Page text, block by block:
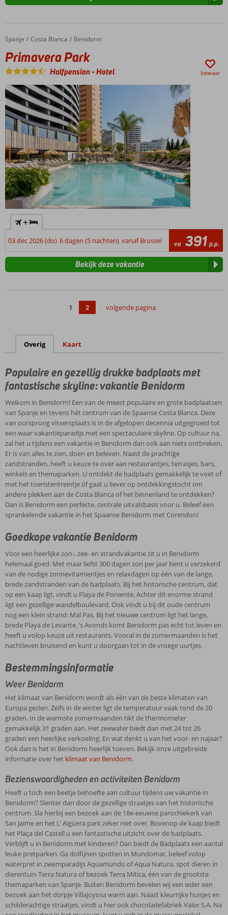
Home
Spanje Costa Blanca Benidorm
Primavera Park
Primavera Park
Halfpension-Hotel bewaar
+
03 dec 2026 (do) 6 dagen (5 nachten) vanaf Brussel va 391 p.p.
Bekijk deze vakantie
1 2 volgende pagina
Overig Kaart
Populaire en gezellig drukke badplaats met
fantastische skyline: vakantie Benidorm
Welkom in Benidorm! Een van de meest populaire en grote badplaatsen
van Spanje en tevens hét centrum van de Spaanse Costa Blanca. Deze
van oorsprong vissersplaats is in de afgelopen decennia uitgegroeid tot
een waar vakantieparadijs met een spectaculaire skyline. Op cultuur na,
zal het u tijdens een vakantie in Benidorm dan ook aan niets ontbreken.
Er is van alles te zien, doen en beleven. Naast de prachtige
zandstranden, heeft u keuze te over aan restaurantjes, terrasjes, bars,
winkels en themaparken. U ontdekt de badplaats gemakkelijk te voet of
met het toeristentreintje óf gaat u liever op ontdekkingstocht om
andere plekken aan de Costa Blanca of het binnenland te ontdekken?
Dan is Benidorm een perfecte, centrale uitvalsbasis voor u. Beleef een
sprankelende vakantie in het Spaanse Benidorm met Corendon!
Goedkope vakantie Benidorm
Voor een heerlijke zon-, zee- en strandvakantie zit u in Benidorm
helemaal goed. Met maar liefst 300 dagen zon per jaar bent u verzekerd
van de nodige zonnevitamientjes en relaxdagen op één van de lange,
brede zandstranden van de badplaats. Bij het historische centrum, dat
op een kaap ligt, vindt u Playa de Poniente. Achter dit enorme strand
ligt een gezellige wandelboulevard. Ook vindt u bij dit oude centrum
nog een klein strand: Mal Pas. Bij het nieuwe centrum ligt het lange,
brede Playa de Levante. ’s Avonds komt Benidorm pas echt tot leven en
heeft u volop keuze uit restaurants. Vooral in de zomermaanden is het
nachtleven bruisend en kunt u doorgaan tot in de vroege uurtjes.
Bestemmingsinformatie
Weer Benidorm
Het klimaat van Benidorm wordt als één van de beste klimaten van
Europa gezien. Zelfs in de winter ligt de temperatuur vaak rond de 20
graden. In de warmste zomermaanden tikt de thermometer
gemakkelijk 31 graden aan. Het zeewater biedt dan met 24 tot 26
graden een heerlijke verkoeling. En wat denkt u van het voor- en najaar?
Ook dan is het in Benidorm heerlijk toeven. Bekijk onze uitgebreide
informatie over het klimaat van Benidorm.
Bezienswaardigheden en activiteiten Benidorm
Heeft u toch een beetje behoefte aan cultuur tijdens uw vakantie in
Benidorm? Slenter dan door de gezellige straatjes van het historische
centrum. Sla hierbij een bezoek aan de 18e-eeuwse parochiekerk van
San Jaime en het L’ Aigüera park zeker niet over. Bovenop de kaap biedt
het Plaça del Castell u een fantastische uitzicht over de badplaats.
Verblijft u in Benidorm met kinderen? Dan biedt de Badplaats een aantal
leuke pretparken. Ga dolfijnen spotten in Mundomar, beleef volop
waterpret in zwemparadijs Aquamundo of Aqua Natura, spot dieren in
dierentuin Terra Natura of bezoek Terra Mitica, één van de grootste
themaparken van Spanje. Buiten Benidorm bevelen wij een ieder een
bezoek aan het dorpje Villajoyosa warm aan. Naast kleurrijke huisjes en
schilderachtige straatjes, vindt u hier ook chocoladefabriek Valor S.A. Na